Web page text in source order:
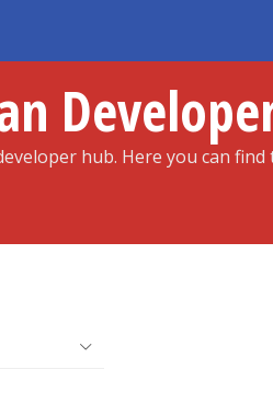
hub. Here you can